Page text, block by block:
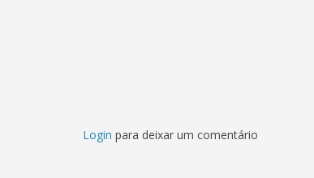
Login para deixar um comentário